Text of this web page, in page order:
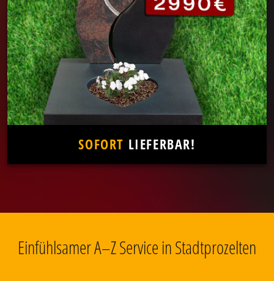
SOFORT LIEFERBAR!
Einfühlsamer A–Z Service in Stadtprozelten